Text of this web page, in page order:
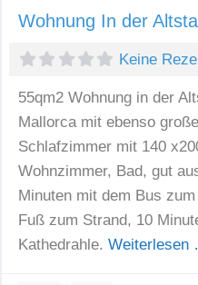
Wohnung In der
Keine
55qm2 Wohnung in der
Mallorca mit ebenso
Schlafzimmer mit 140
Wohnzimmer, Bad, gut
Minuten mit dem Bus
Fuß zum Strand, 10
Kathedrahle. Weiterlesen